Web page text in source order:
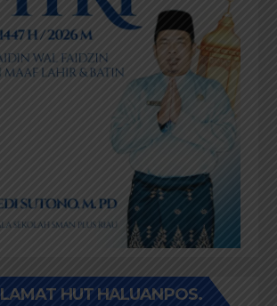
HUT HALUANPOS.